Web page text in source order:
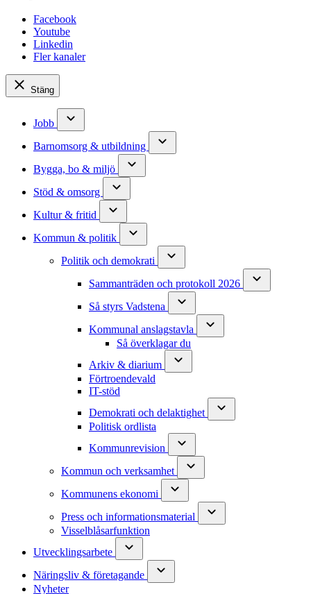
Facebook
Youtube
Linkedin
Fler kanaler
Stäng
Jobb
Barnomsorg & utbildning
Bygga, bo & miljö
Stöd & omsorg
Kultur & fritid
Kommun & politik
Politik och demokrati
Sammanträden och protokoll 2026
Så styrs Vadstena
Kommunal anslagstavla
Så överklagar du
Arkiv & diarium
Förtroendevald
IT-stöd
Demokrati och delaktighet
Politisk ordlista
Kommunrevision
Kommun och verksamhet
Kommunens ekonomi
Press och informationsmaterial
Visselblåsarfunktion
Utvecklingsarbete
Näringsliv & företagande
Nyheter